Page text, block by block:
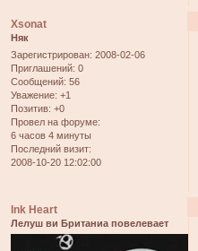
Xsonat
Няк
Зарегистрирован: 2008-02-06
Приглашений: 0
Сообщений: 56
Уважение: +1
Позитив: +0
Провел на форуме:
6 часов 4 минуты
Последний визит:
2008-10-20 12:02:00
Ink Heart
Лелуш ви Британиа повелевает